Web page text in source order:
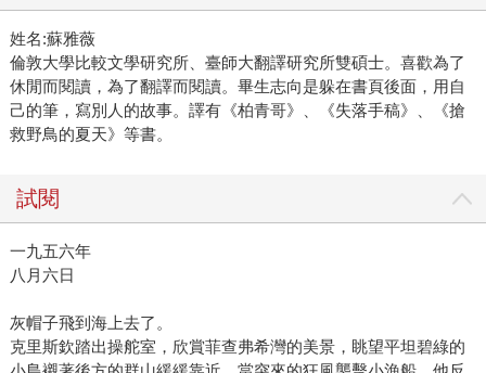
姓名:蘇雅薇
倫敦大學比較文學研究所、臺師大翻譯研究所雙碩士。喜歡為了
休閒而閱讀，為了翻譯而閱讀。畢生志向是躲在書頁後面，用自
己的筆，寫別人的故事。譯有《柏青哥》、《失落手稿》、《搶
救野鳥的夏天》等書。
試閱
一九五六年
八月六日
灰帽子飛到海上去了。
克里斯欽踏出操舵室，欣賞菲查弗希灣的美景，眺望平坦碧綠的